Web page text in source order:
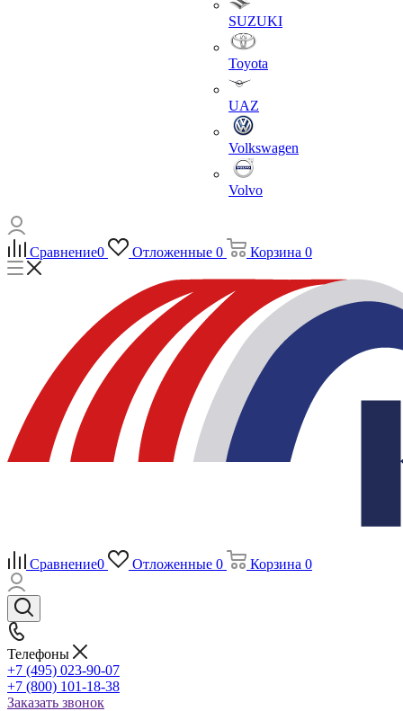
SUZUKI
Toyota
UAZ
Volkswagen
Volvo
Сравнение0 Отложенные 0 Корзина 0
Сравнение0 Отложенные 0 Корзина 0
Телефоны
+7 (495) 023-90-07
+7 (800) 101-18-38
Заказать звонок